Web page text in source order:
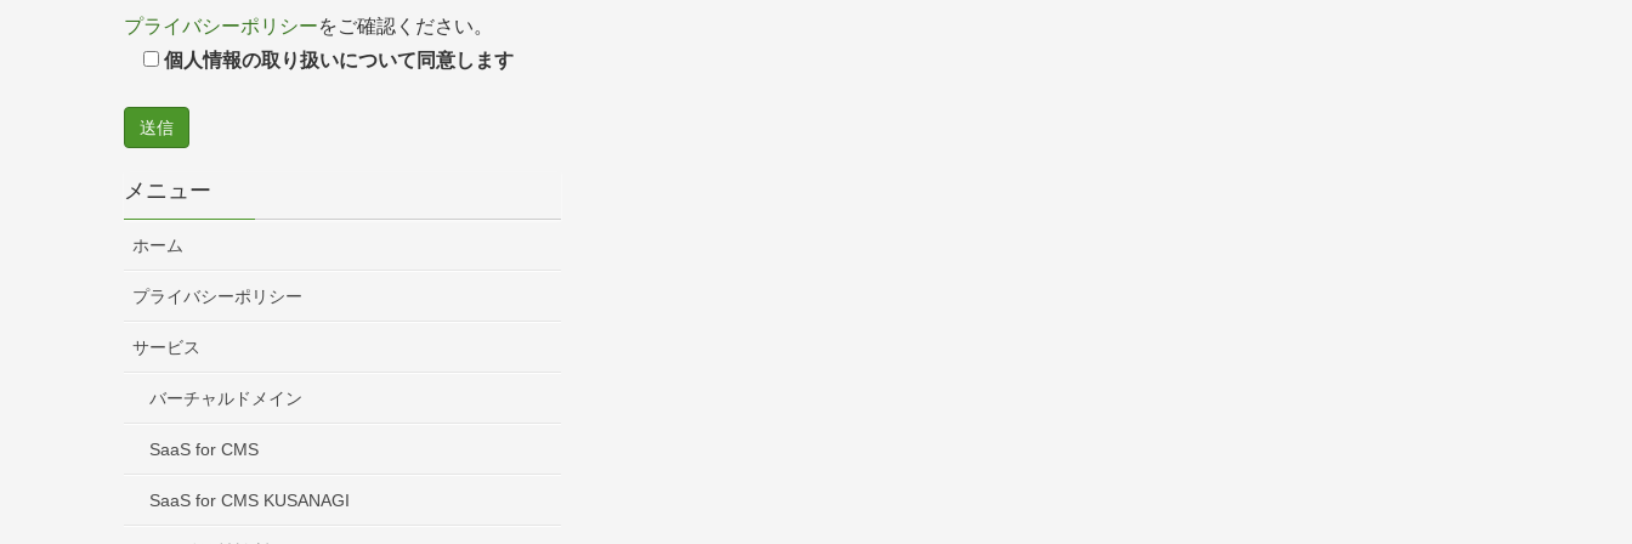
プライバシーポリシーをご確認ください。
個人情報の取り扱いについて同意します
メニュー
ホーム
プライバシーポリシー
サービス
バーチャルドメイン
SaaS for CMS
SaaS for CMS KUSANAGI